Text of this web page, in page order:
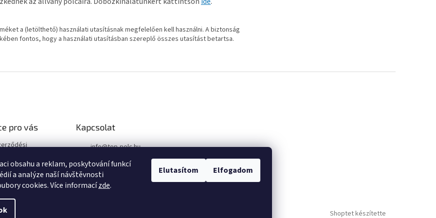
obsahu a reklam, poskytování funkcí
a analýze naší návštěvnosti
cookies. Více informacízde.
Elutasítom Elfogadom
a (letölthető) használati utasításnak megfelelően kell használni. A biztonság
fontos, hogy a használati utasításban szereplő összes utasítást betartsa.
pro vás
szabályzat
Kapcsolat
info@top-polc.hu
+36 1 809 0105
Shoptet készítette
szerkesztése